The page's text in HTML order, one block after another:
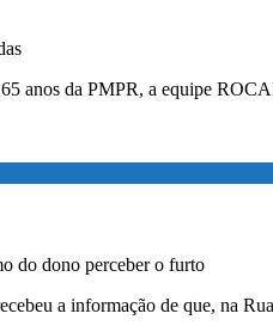
anos da PMPR, a equipe
do dono perceber o furto
a informação de que, na